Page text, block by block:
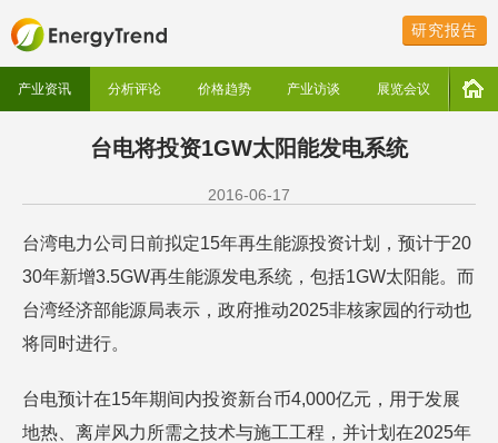
研究报告
产业资讯 分析评论 价格趋势 产业访谈 展览会议
台电将投资1GW太阳能发电系统
2016-06-17
台湾电力公司日前拟定15年再生能源投资计划，预计于20
30年新增3.5GW再生能源发电系统，包括1GW太阳能。而
台湾经济部能源局表示，政府推动2025非核家园的行动也
将同时进行。
台电预计在15年期间内投资新台币4,000亿元，用于发展
地热、离岸风力所需之技术与施工工程，并计划在2025年